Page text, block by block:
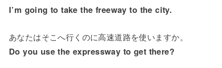
I’m going to take the freeway to the city.
あなたはそこへ行くのに高速道路を使いますか。
Do you use the expressway to get there?